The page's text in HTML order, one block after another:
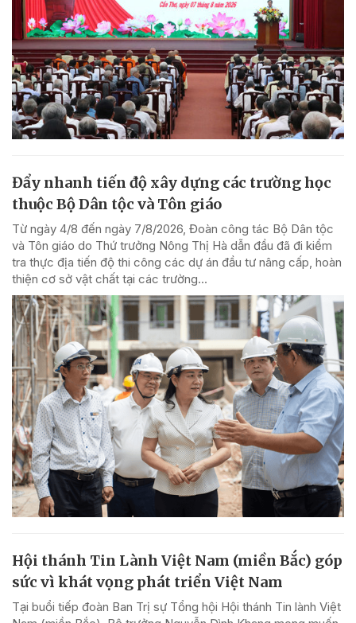
Đẩy nhanh tiến độ xây dựng các trường học
thuộc Bộ Dân tộc và Tôn giáo
Từ ngày 4/8 đến ngày 7/8/2026, Đoàn công tác Bộ Dân tộc
và Tôn giáo do Thứ trưởng Nông Thị Hà dẫn đầu đã đi kiểm
tra thực địa tiến độ thi công các dự án đầu tư nâng cấp, hoàn
thiện cơ sở vật chất tại các trường...
Hội thánh Tin Lành Việt Nam (miền Bắc) góp
sức vì khát vọng phát triển Việt Nam
Tại buổi tiếp đoàn Ban Trị sự Tổng hội Hội thánh Tin lành Việt